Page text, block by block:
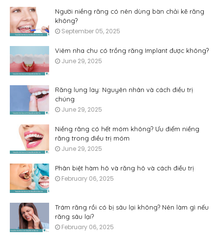
Người niềng răng có nên dùng bàn chải kẽ răng
không?
September 05, 2025
Viêm nha chu có trồng răng Implant được không?
June 29, 2025
Răng lung lay: Nguyên nhân và cách điều trị
chúng
June 29, 2025
Niềng răng có hết móm không? Ưu điểm niềng
răng trong điều trị móm
June 29, 2025
Phân biệt hàm hô và răng hô và cách điều trị
February 06, 2025
Trám răng rồi có bị sâu lại không? Nên làm gì nếu
răng sâu lại?
February 06, 2025